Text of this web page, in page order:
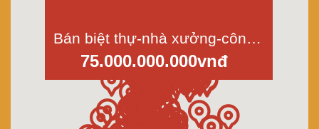
Bán biệt thự-nhà xưởng-công ty mặt tiền Lý Chiêu Hoàng, phường 10, quận 6, dt 1640m2
75.000.000.000vnđ